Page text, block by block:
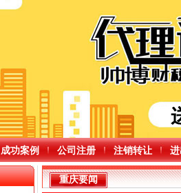
成功案例 公司注册 注销转让
重庆要闻